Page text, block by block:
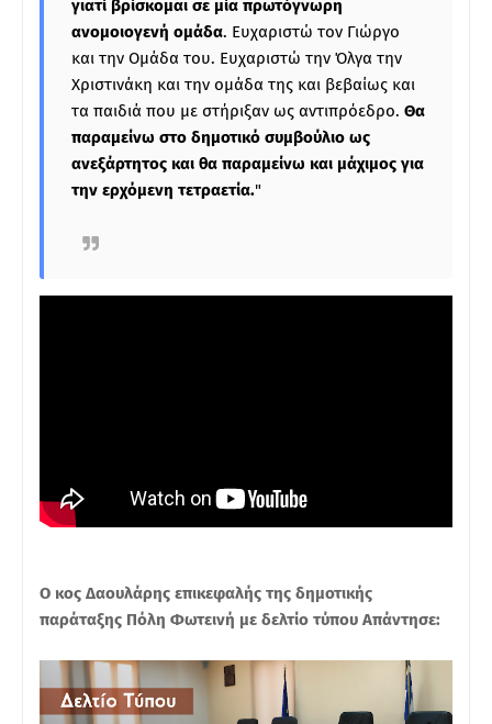
γιατί βρίσκομαι σε μία πρωτόγνωρη
ανομοιογενή ομάδα. Ευχαριστώ τον Γιώργο
και την Ομάδα του. Ευχαριστώ την Όλγα την
Χριστινάκη και την ομάδα της και βεβαίως και
τα παιδιά που με στήριξαν ως αντιπρόεδρο. Θα
παραμείνω στο δημοτικό συμβούλιο ως
ανεξάρτητος και θα παραμείνω και μάχιμος για
την ερχόμενη τετραετία."
Ο κος Δαουλάρης επικεφαλής της δημοτικής
παράταξης Πόλη Φωτεινή με δελτίο τύπου Απάντησε: